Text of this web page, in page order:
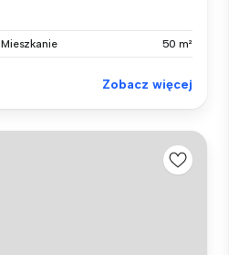
Mieszkanie 50 m²
Zobacz więcej